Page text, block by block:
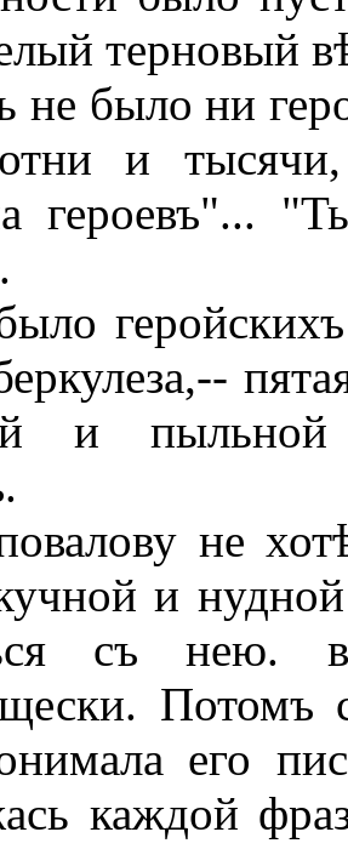
терновый
не было ни
и
героевъ"...
геройскихъ
и пыльной
не
и
съ нею.
Потомъ
его
каждой